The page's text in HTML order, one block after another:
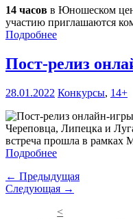
14 часов в Юношеском
участию приглашаются
Подробнее
Пост-релиз
28.01.2022 Конкурсы, 14+
Череповца, Липецка и
встреча прошла в рамках
Подробнее
← Предыдущая
Следующая →
<